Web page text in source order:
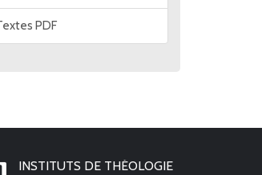
PDF
INSTITUTS DE THÉOLOGIE